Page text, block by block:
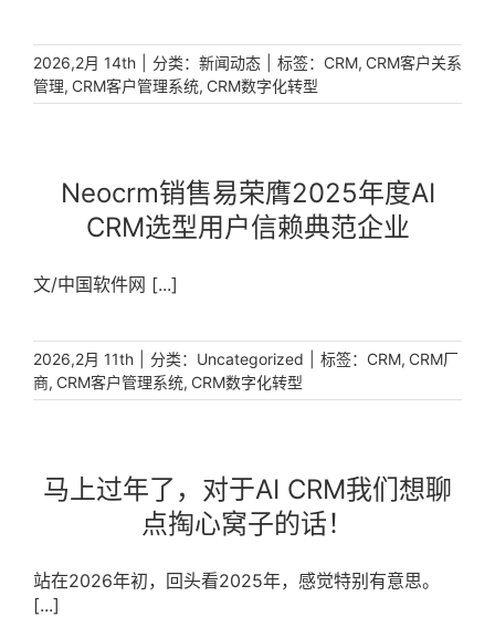
的定义者，更是商业成功的探索者。而一个显著的共同
选择是——Neocrm销售易，正成为这些标杆企业驾驭
复杂业务、实现规模化增长的核心引擎。 [...]
2026,2月 14th 分类： 新闻动态 标签： CRM, CRM客户关系
管理, CRM客户管理系统, CRM数字化转型
Neocrm销售易荣膺2025年度AI
CRM选型用户信赖典范企业
文/中国软件网 [...]
2026,2月 11th 分类： Uncategorized 标签： CRM, CRM厂
商, CRM客户管理系统, CRM数字化转型
马上过年了，对于AI CRM我们想聊
点掏心窝子的话！
站在2026年初，回头看2025年，感觉特别有意思。
[...]